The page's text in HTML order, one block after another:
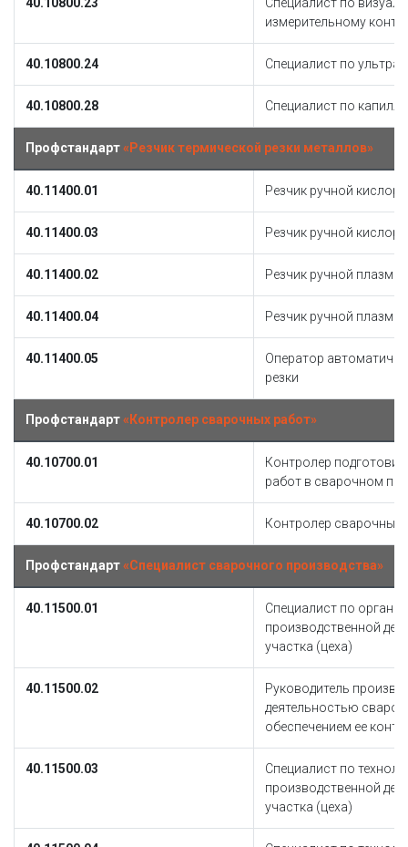
измерительному
40.10800.24 Специалист по
40.10800.28 Специалист по
Профстандарт«Резчик термической резки металлов»
40.11400.01 Резчик ручной
40.11400.03 Резчик ручной
40.11400.02 Резчик ручной
40.11400.04 Резчик ручной
40.11400.05
Оператор
резки
Профстандарт«Контролер сварочных работ»
40.10700.01
Контролер
работ в сварочном
40.10700.02 Контролер сварочных
Профстандарт«Специалист сварочного производства»
40.11500.01
Специалист по
производственной
участка (цеха)
40.11500.02
Руководитель
деятельностью
обеспечением ее
40.11500.03
Специалист по
производственной
участка (цеха)